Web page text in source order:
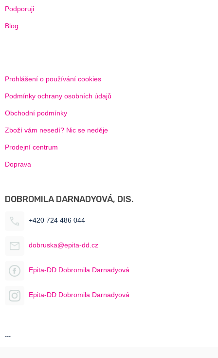
Podporuji
Blog
Prohlášení o používání cookies
Podmínky ochrany osobních údajů
Obchodní podmínky
Zboží vám nesedí? Nic se neděje
Prodejní centrum
Doprava
DOBROMILA DARNADYOVÁ, DIS.
+420 724 486 044
dobruska@epita-dd.cz
Epita-DD Dobromila Darnadyová
Epita-DD Dobromila Darnadyová
---